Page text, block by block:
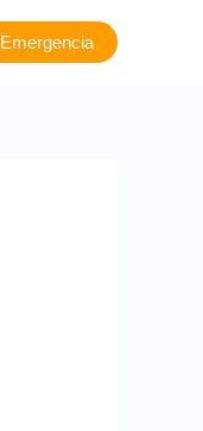
Emergencia